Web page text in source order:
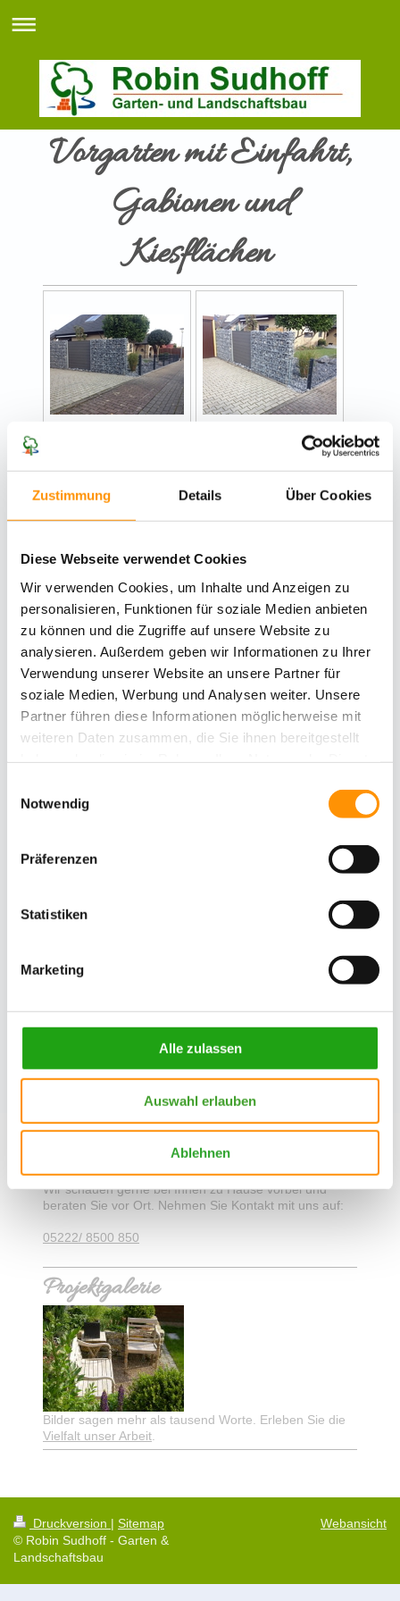
Zustimmung Details Über Cookies
Diese Webseite verwendet Cookies
Wir verwenden Cookies, um Inhalte und Anzeigen zu
personalisieren, Funktionen für soziale Medien anbieten
zu können und die Zugriffe auf unsere Website zu
analysieren. Außerdem geben wir Informationen zu Ihrer
Verwendung unserer Website an unsere Partner für
soziale Medien, Werbung und Analysen weiter. Unsere
Partner führen diese Informationen möglicherweise mit
weiteren Daten zusammen, die Sie ihnen bereitgestellt
Notwendig
Präferenzen
Statistiken
Marketing
Alle zulassen
Auswahl erlauben
Ablehnen
Vorgarten mit Einfahrt,
Gabionen und
Kiesflächen
Interesse an einer Gartenberatung?
Wir schauen gerne bei Ihnen zu Hause vorbei und
beraten Sie vor Ort. Nehmen Sie Kontakt mit uns auf:
05222/ 8500 850
Projektgalerie
Bilder sagen mehr als tausend Worte. Erleben Sie die
Vielfalt unser Arbeit
Druckversion | Sitemap
© Robin Sudhoff - Garten &
Landschaftsbau
Webansicht